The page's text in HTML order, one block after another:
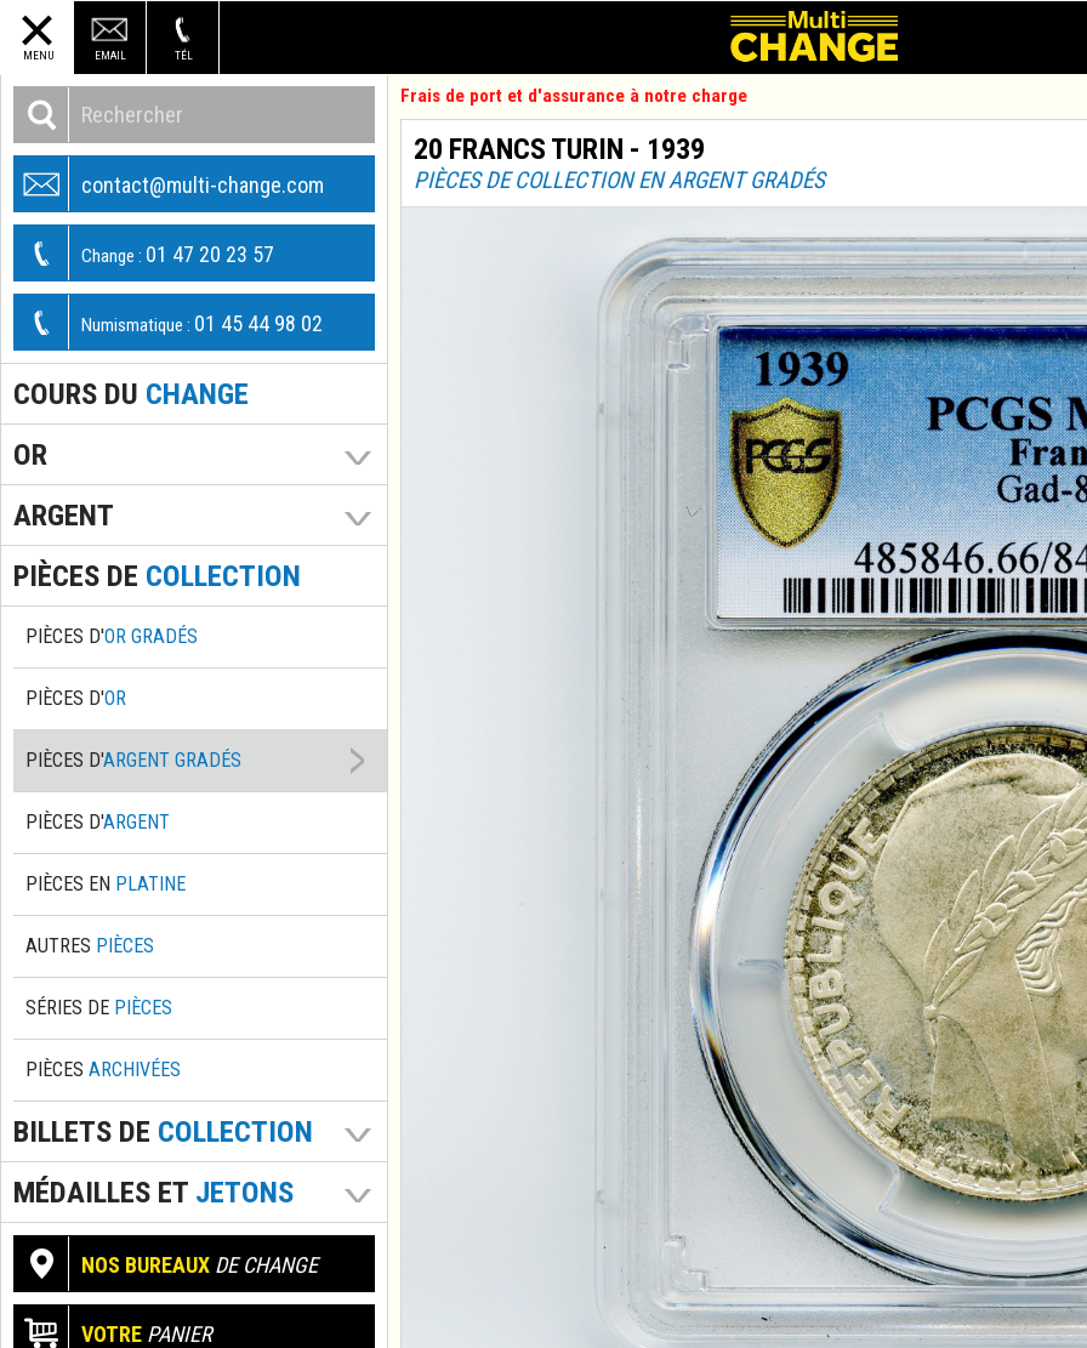
MENU EMAIL TÉL
contact@multi-change.com
Change : 01 47 20 23 57
Numismatique : 01 45 44 98 02
COURS DU CHANGE
OR
ARGENT
PIÈCES DE COLLECTION
PIÈCES D'OR GRADÉS
PIÈCES D'OR
PIÈCES D'ARGENT GRADÉS
PIÈCES D'ARGENT
PIÈCES EN PLATINE
AUTRES PIÈCES
SÉRIES DE PIÈCES
PIÈCES ARCHIVÉES
BILLETS DE COLLECTION
MÉDAILLES ET JETONS
NOS BUREAUX DE CHANGE
VOTRE PANIER
Frais de port et d'assurance à notre charge
20 FRANCS TURIN - 1939
PIÈCES DE COLLECTION EN ARGENT GRADÉS